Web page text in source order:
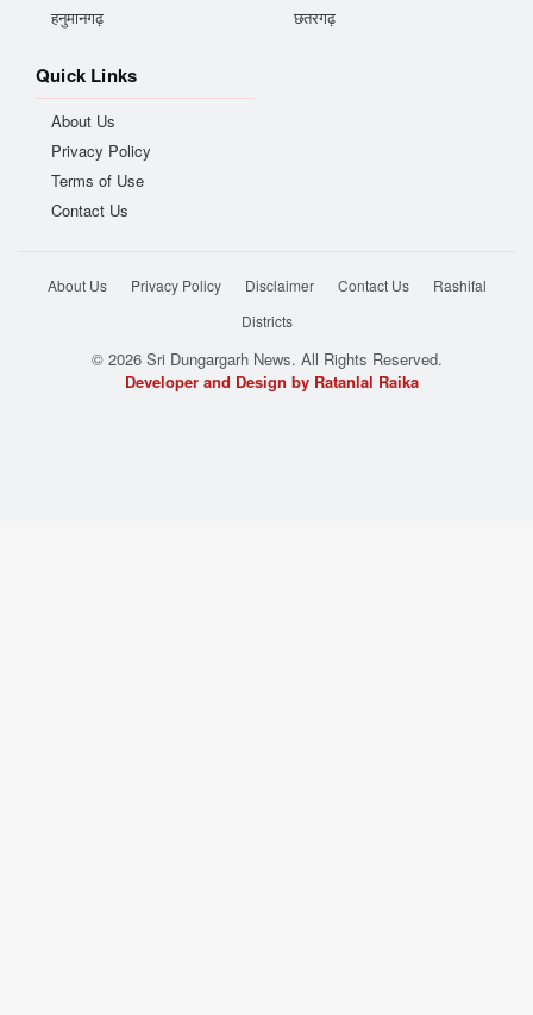
हनुमानगढ़
छतरगढ़
Quick Links
About Us
Privacy Policy
Terms of Use
Contact Us
About Us Privacy Policy Disclaimer Contact Us
Rashifal
Districts
© 2026 Sri Dungargarh News. All Rights Reserved.
Developer and Design by Ratanlal Raika